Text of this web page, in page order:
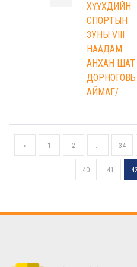
ХҮҮХДИЙН
СПОРТЫН
ЗУНЫ VIII
НААДАМ
АНХАН
ДОРНОГОВЬ
АЙМАГ/
« 1 2 ... 34
40 41